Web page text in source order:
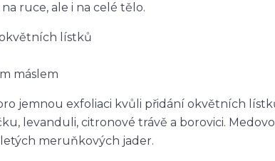
ruce, ale i na celé tělo.
lístků
máslem
jemnou exfoliaci kvůli přidání okvětních
levanduli, citronové trávě a borovici.
meruňkových jader.